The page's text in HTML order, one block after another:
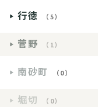
行徳 （5）
菅野 （1）
南砂町 （0）
堀切 （0）